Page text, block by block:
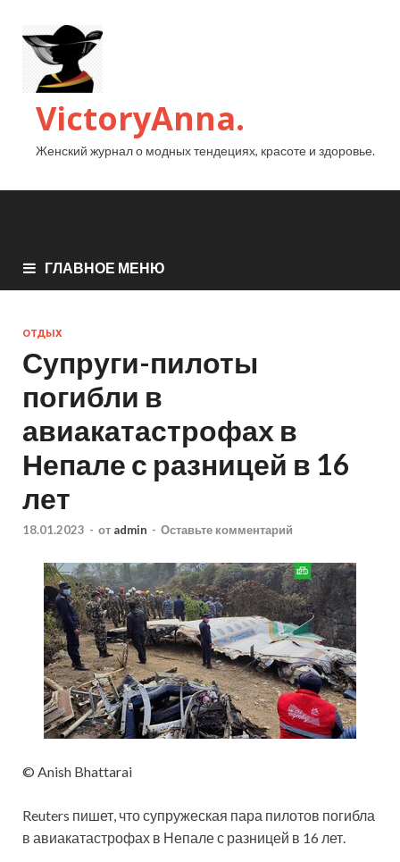
VictoryAnna.
Женский журнал о модных тендециях, красоте и здоровье.
ГЛАВНОЕ МЕНЮ
ОТДЫХ
Супруги-пилоты
погибли в
авиакатастрофах в
Непале с разницей в 16
лет
18.01.2023 - от admin - Оставьте комментарий
© Anish Bhattarai
Reuters пишет, что супружеская пара пилотов погибла
в авиакатастрофах в Непале с разницей в 16 лет.